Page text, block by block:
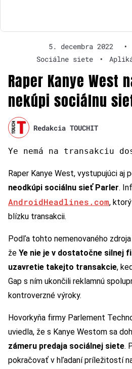
5. decembra 2022 •
Sociálne siete
•
Raper Kanye West
nekúpi sociálnu
Redakcia TOUCHIT
Ye nemá na transakciu
Raper Kanye West, vystupujúci aj
neodkúpi sociálnu sieť Parler.
AndroidHeadlines.com,
blízku transakcii.
Podľa tohto nemenovaného
že Ye nie je v dostatočne silnej
uzavretie takejto transakcie,
Gap s ním ukončili reklamnú
kontroverzné výroky.
Hovorkyňa firmy Parlement
uviedla, že s Kanye Westom sa
zámeru predaja sociálnej siete.
pokračovať v hľadaní príležitostí